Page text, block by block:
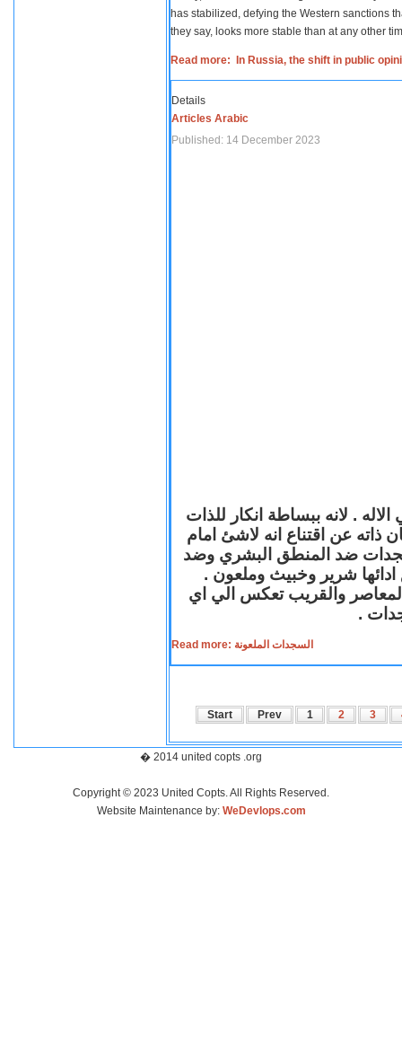
has stabilized, defying the Western sanctions
they say, looks more stable than at any other
Read more: In Russia, the shift in public
Details
Articles Arabic
Published: 14 December 2023
. لانه ببساطة انكار للذات
ذاته عن اقتناع انه لاشئ امام
ضد المنطق البشري وضد
ادائها شرير وخبيث وملعون .
المعاصر والقريب تعكس الي اي
.
Read more: السجدات الملعونة
Start Prev 1 2 3
� 2014 united copts .org
Copyright © 2023 United Copts. All Rights Reserved.
Website Maintenance by: WeDevlops.com